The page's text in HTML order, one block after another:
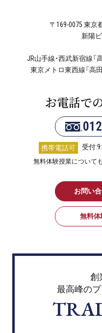
〒169-0075 東京
新陽
JR山手線・西武新宿線
東京メトロ東西線「高
お電話で
携帯電話可 受付
無料体験授業について
お問い
無料体
創
最高峰の